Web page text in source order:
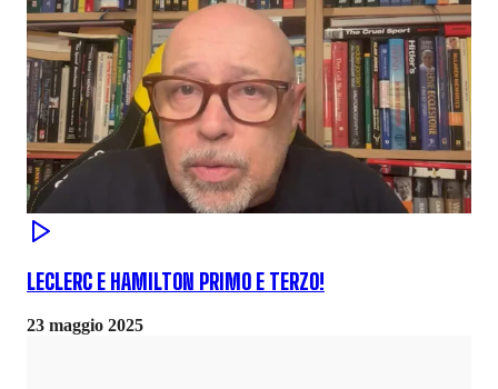
LECLERC E HAMILTON PRIMO E TERZO!
23 maggio 2025